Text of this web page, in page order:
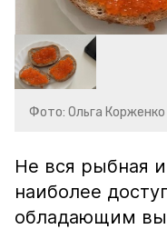
Фото: Ольга
Не вся рыбная
наиболее
обладающим